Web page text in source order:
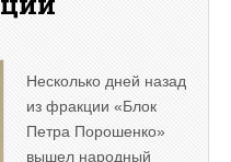
Несколько дней назад
из фракции «Блок
Петра Порошенко»
вышел народный